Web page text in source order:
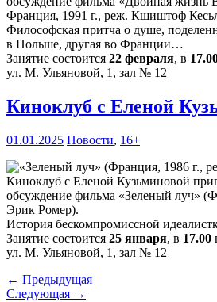
Франция, 1991 г., реж. Кшиштоф
Философская притча о душе,
в Польше, другая во Франции…
Занятие состоится 22 февраля, в
ул. М. Ульяновой, 1, зал № 12
Киноклуб с Еленой
01.01.2025 Новости, 16+
Киноклуб с Еленой Кузьминовой
обсуждение фильма «Зеленый луч»
Эрик Ромер).
История бескомпромиссной
Занятие состоится 25 января, в 17.00
ул. М. Ульяновой, 1, зал № 12
← Предыдущая
Следующая →